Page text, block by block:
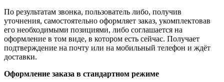
По результатам звонка, пользователь либо, получив
уточнения, самостоятельно оформляет заказ, укомплектовав
его необходимыми позициями, либо соглашается на
оформление в том виде, в котором есть сейчас. Получает
подтверждение на почту или на мобильный телефон и ждёт
доставки.
Оформление заказа в стандартном режиме